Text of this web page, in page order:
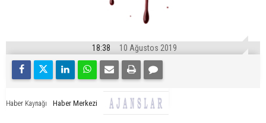
18:38 10 Ağustos 2019
Haber Kaynağı Haber Merkezi